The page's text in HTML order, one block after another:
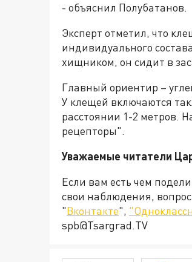
- объяснил Полубатанов.
Эксперт отметил, что
индивидуального
хищником, он сидит в
Главный ориентир –
У клещей включаются
расстоянии 1-2 метров.
рецепторы".
Уважаемые читатели
Если вам есть чем
свои наблюдения,
"Вконтакте",
spb@Tsargrad.TV